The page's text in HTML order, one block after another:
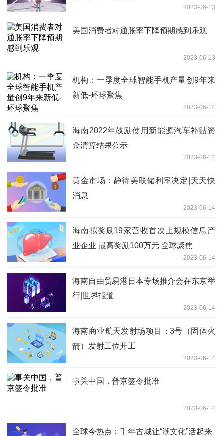
2023-06-13
美国消费者对通胀率下降预期感到乐观
2023-06-13
机构：一季度全球智能手机产量创9年来
新低-环球聚焦
2023-06-14
海南2022年鼓励使用新能源汽车补贴资
金清算结果公示
2023-06-14
黄金市场：静待美联储利率决定|天天快
消息
2023-06-14
海南拟奖励19家营收首次上规模信息产
业企业 最高奖励100万元 全球聚焦
2023-06-14
海南自由贸易港日本专场推介会在东京举
行|世界报道
2023-06-14
海南商业航天发射场项目：3号（固体火
箭）发射工位开工
2023-06-14
事关中国，普京签令批准
2023-06-14
全球今热点：千年古城让“潮文化”活起来